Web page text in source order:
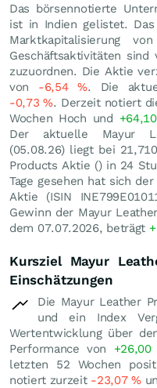
Das börsennotierte
ist in Indien gelistet.
Marktkapitalisierung
Geschäftsaktivitäten sind
zuzuordnen. Die Aktie
von -6,54%. Die
-0,73%. Derzeit notiert
Wochen Hoch und +64,10
Der aktuelle Mayur
(05.08.26) liegt bei 21,710
Products Aktie () in 24
Tage gesehen hat sich
Aktie (ISIN
Gewinn der Mayur
dem 07.07.2026, beträgt
Kursziel Mayur
Einschätzungen
Die Mayur Leather
und ein Index
Wertentwicklung über
Performance von
letzten 52 Wochen
notiert zurzeit -23,07%